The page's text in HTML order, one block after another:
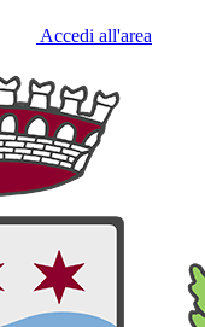
Accedi all'area